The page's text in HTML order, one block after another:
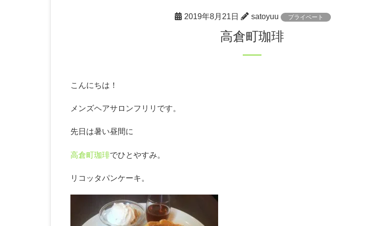
2019年8月21日 satoyuu プライベート
高倉町珈琲
こんにちは！
メンズヘアサロンフリリです。
先日は暑い昼間に
高倉町珈琲でひとやすみ。
リコッタパンケーキ。